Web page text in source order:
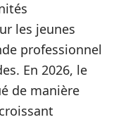
les jeunes
professionnel
En 2026, le
de manière